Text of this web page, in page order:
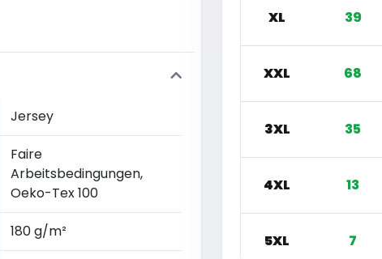
Jersey
Faire
Arbeitsbedingungen,
Oeko-Tex 100
180 g/m²
XL 39
XXL 68
3XL 35
4XL 13
5XL 7